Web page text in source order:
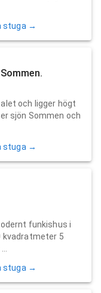
stuga →
och ligger högt
sjön Sommen och
stuga →
funkishus i
kvadratmeter 5
stuga →